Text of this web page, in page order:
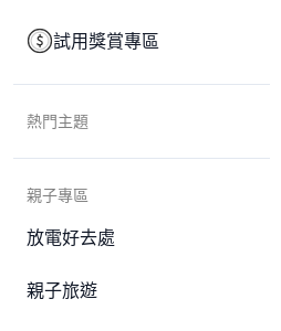
試用獎賞專區
熱門主題
親子專區
放電好去處
親子旅遊